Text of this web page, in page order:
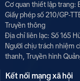
Cơ quan thiết lập trang:
Giấy phép số 210/GP-
Truyền thông
Địa chỉ liên lạc: Số 165
Người chịu trách nhiệm
thanh, Truyền hình
Kết nối mạng xã hội